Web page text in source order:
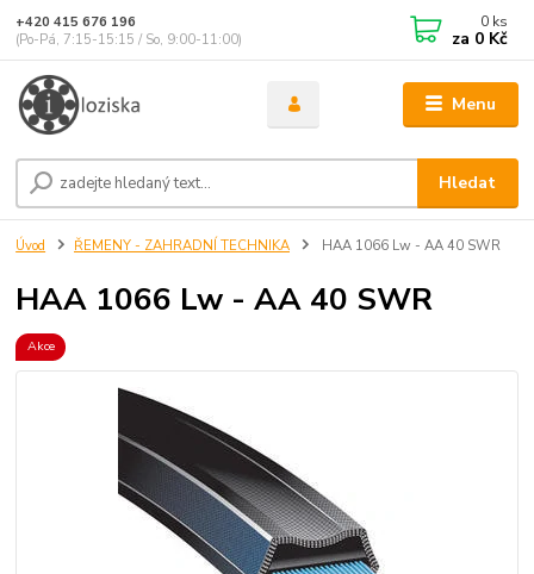
Menu
Hledat
+420 415 676 196
(Po-Pá, 7:15-15:15 / So, 9:00-11:00)
0 ks
za 0 Kč
Úvod ŘEMENY - ZAHRADNÍ TECHNIKA HAA 1066 Lw - AA 40 SWR
HAA 1066 Lw - AA 40 SWR
Akce